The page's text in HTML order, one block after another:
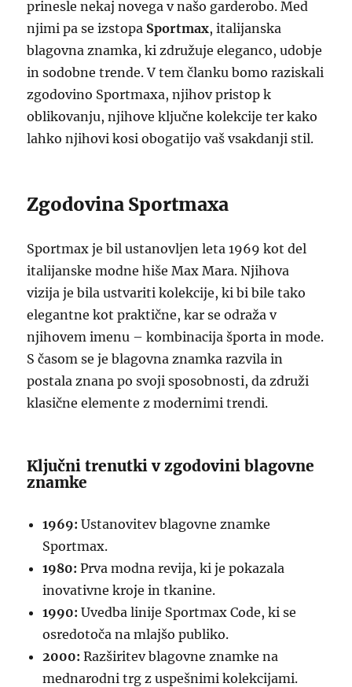
prinesle nekaj novega v našo garderobo. Med
njimi pa se izstopa Sportmax, italijanska
blagovna znamka, ki združuje eleganco, udobje
in sodobne trende. V tem članku bomo raziskali
zgodovino Sportmaxa, njihov pristop k
oblikovanju, njihove ključne kolekcije ter kako
lahko njihovi kosi obogatijo vaš vsakdanji stil.
Zgodovina Sportmaxa
Sportmax je bil ustanovljen leta 1969 kot del
italijanske modne hiše Max Mara. Njihova
vizija je bila ustvariti kolekcije, ki bi bile tako
elegantne kot praktične, kar se odraža v
njihovem imenu – kombinacija športa in mode.
S časom se je blagovna znamka razvila in
postala znana po svoji sposobnosti, da združi
klasične elemente z modernimi trendi.
Ključni trenutki v zgodovini blagovne
znamke
1969: Ustanovitev blagovne znamke
Sportmax.
1980: Prva modna revija, ki je pokazala
inovativne kroje in tkanine.
1990: Uvedba linije Sportmax Code, ki se
osredotoča na mlajšo publiko.
2000: Razširitev blagovne znamke na
mednarodni trg z uspešnimi kolekcijami.